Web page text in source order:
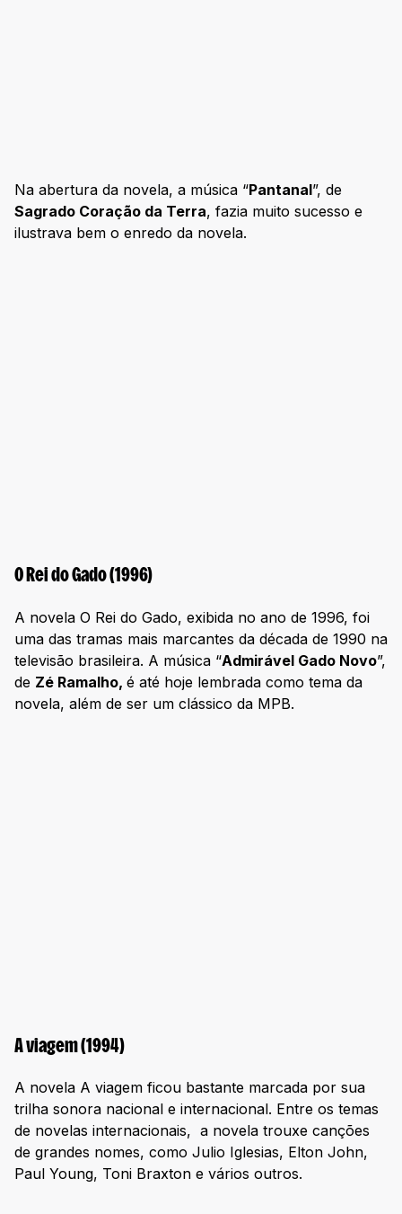
Na abertura da novela, a música “Pantanal”, de
Sagrado Coração da Terra, fazia muito sucesso e
ilustrava bem o enredo da novela.
O Rei do Gado (1996)
A novela O Rei do Gado, exibida no ano de 1996, foi
uma das tramas mais marcantes da década de 1990 na
televisão brasileira. A música “Admirável Gado Novo”,
de Zé Ramalho, é até hoje lembrada como tema da
novela, além de ser um clássico da MPB.
A viagem (1994)
A novela A viagem ficou bastante marcada por sua
trilha sonora nacional e internacional. Entre os temas
de novelas internacionais, a novela trouxe canções
de grandes nomes, como Julio Iglesias, Elton John,
Paul Young, Toni Braxton e vários outros.